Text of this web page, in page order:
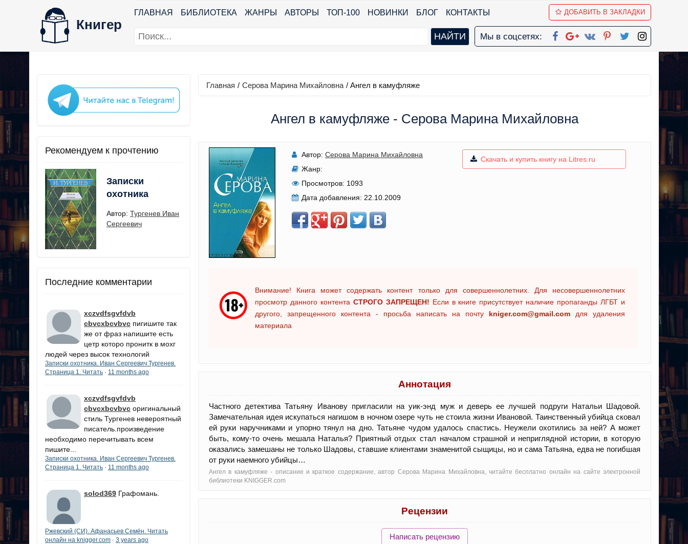
Книгер
ГЛАВНАЯ БИБЛИОТЕКА ЖАНРЫ АВТОРЫ ТОП-100 НОВИНКИ БЛОГ КОНТАКТЫ ДОБАВИТЬ В ЗАКЛАДКИ
Мы в соцсетях:
Рекомендуем к прочтению
Записки
охотника
Автор: Тургенев Иван
Сергеевич
Последние комментарии
xczvdfsgvfdvb
cbvcxbcvbvc пигишите так
же от фраз напишите есть
цетр которо пронитк в мохг
людей через высок технологий
Записки охотника. Иван Сергеевич Тургенев.
Страница 1. Читать · 11 months ago
xczvdfsgvfdvb
cbvcxbcvbvc оригинальный
стиль Тургенев невероятный
писатель.произведение
необходимо перечитывать всем
пишите...
Записки охотника. Иван Сергеевич Тургенев.
Страница 1. Читать · 11 months ago
solod369 Графомань.
Ржевский (СИ). Афанасьев Семён. Читать
онлайн на knigger.com · 3 years ago
Главная / Серова Марина Михайловна / Ангел в камуфляже
Ангел в камуфляже - Серова Марина Михайловна
Автор: Серова Марина Михайловна
Жанр:
Просмотров: 1093
Дата добавления: 22.10.2009
Скачать и купить книгу на Litres.ru
Внимание! Книга может содержать контент только для совершеннолетних. Для несовершеннолетних
просмотр данного контента СТРОГО ЗАПРЕЩЕН! Если в книге присутствует наличие пропаганды ЛГБТ и
другого, запрещенного контента - просьба написать на почту kniger.com@gmail.com для удаления
материала
Аннотация
Частного детектива Татьяну Иванову пригласили на уик-энд муж и деверь ее лучшей подруги Натальи Шадовой.
Замечательная идея искупаться нагишом в ночном озере чуть не стоила жизни Ивановой. Таинственный убийца сковал
ей руки наручниками и упорно тянул на дно. Татьяне чудом удалось спастись. Неужели охотились за ней? А может
быть, кому-то очень мешала Наталья? Приятный отдых стал началом страшной и неприглядной истории, в которую
оказались замешаны не только Шадовы, ставшие клиентами знаменитой сыщицы, но и сама Татьяна, едва не погибшая
от руки наемного убийцы…
Ангел в камуфляже - oписание и краткое содержание, автор Серова Марина Михайловна, читайте бесплатно онлайн на сайте электронной
библиотеки KNIGGER.com
Рецензии
Написать рецензию